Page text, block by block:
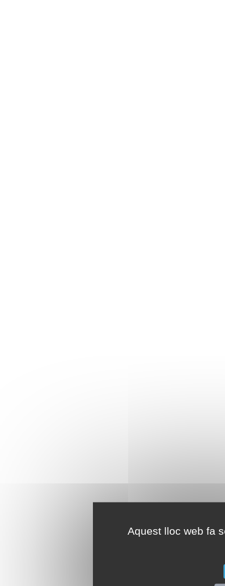
Aquest lloc web fa